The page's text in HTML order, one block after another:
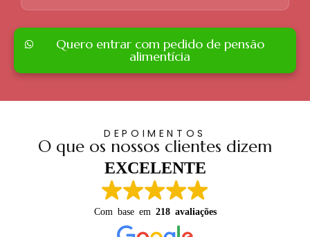
Quero entrar com pedido de pensão
alimentícia
DEPOIMENTOS
O que os nossos clientes dizem
EXCELENTE
Com base em 218 avaliações